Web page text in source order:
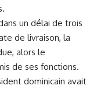
un délai de trois
de livraison, la
alors le
de ses fonctions.
dominicain avait